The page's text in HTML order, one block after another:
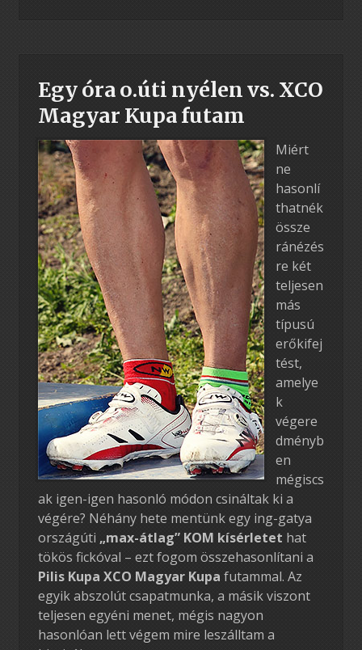
Egy óra o.úti nyélen vs. XCO
Magyar Kupa futam
Miért
ne
hasonlí
thatnék
össze
ránézés
re két
teljesen
más
típusú
erőkifej
tést,
amelye
k
végere
dményb
en
mégiscs
ak igen-igen hasonló módon csináltak ki a
végére? Néhány hete mentünk egy ing-gatya
országúti „max-átlag” KOM kísérletet hat
tökös fickóval – ezt fogom összehasonlítani a
Pilis Kupa XCO Magyar Kupa futammal. Az
egyik abszolút csapatmunka, a másik viszont
teljesen egyéni menet, mégis nagyon
hasonlóan lett végem mire leszálltam a